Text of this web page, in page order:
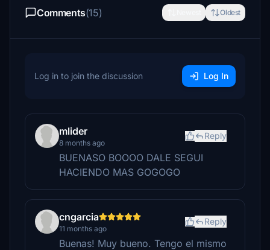
Comments(15) Oldest
Log in to join the discussion Log In
mlider
8 months ago
Reply
BUENASO BOOOO DALE SEGUI
HACIENDO MAS GOGOGO
cngarcia
11 months ago
Reply
Buenas! Muy bueno. Tengo el mismo